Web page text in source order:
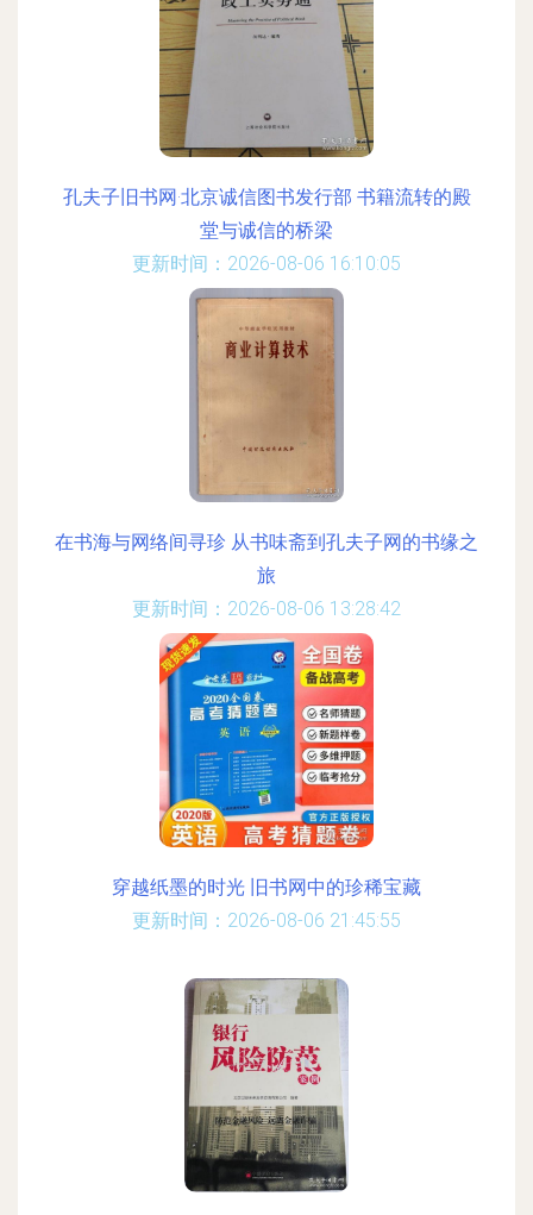
孔夫子旧书网·北京诚信图书发行部 书籍流转的殿
堂与诚信的桥梁
更新时间：2026-08-06 16:10:05
在书海与网络间寻珍 从书味斋到孔夫子网的书缘之
旅
更新时间：2026-08-06 13:28:42
穿越纸墨的时光 旧书网中的珍稀宝藏
更新时间：2026-08-06 21:45:55